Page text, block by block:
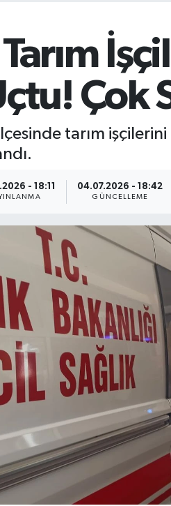
Çok
tarım
- 18:11 04.07.2026 - 18:42
GÜNCELLEME